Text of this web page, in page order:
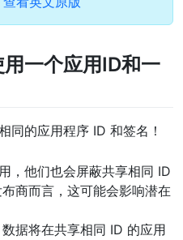
一个应用ID和一
同的应用程序 ID 和签名！
，他们也会屏蔽共享相同 ID
商而言，这可能会影响潜在
据将在共享相同 ID 的应用